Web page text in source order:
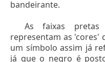
bandeirante.
As faixas
representam as 'cores'
um símbolo assim já
já que o negro é